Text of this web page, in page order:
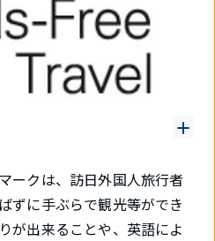
ークは、訪日外国人旅行者
ずに手ぶらで観光等ができ
が出来ることや、英語によ